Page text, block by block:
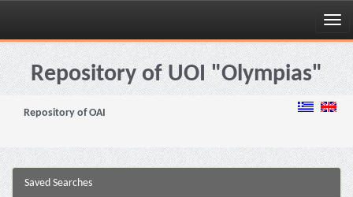
Skip
navigationRepository of UOI "Olympias"
Repository of OAI
Saved Searches